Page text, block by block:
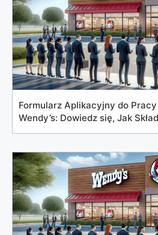
Formularz Aplikacyjny do
Wendy’s: Dowiedz się, Jak